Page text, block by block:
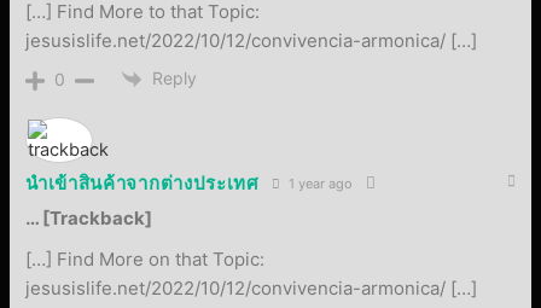
[…] Find More to that Topic:
jesusislife.net/2022/10/12/convivencia-armonica/ […]
0 Reply
นำเข้าสินค้าจากต่างประเทศ 1 year ago
… [Trackback]
[…] Find More on that Topic:
jesusislife.net/2022/10/12/convivencia-armonica/ […]